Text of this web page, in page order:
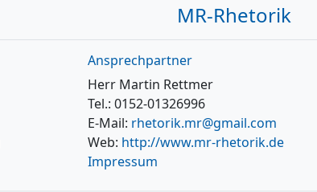
MR-Rhetorik
Ansprechpartner
Herr Martin Rettmer
Tel.: 0152-01326996
E-Mail: rhetorik.mr@gmail.com
Web: http://www.mr-rhetorik.de
Impressum